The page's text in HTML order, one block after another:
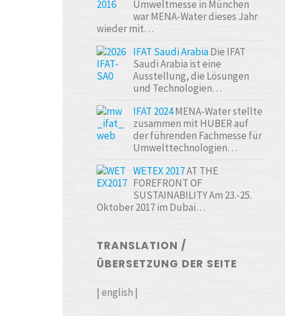
Umweltmesse in München
war MENA-Water dieses Jahr
wieder mit…
IFAT Saudi ArabiaDie IFAT
Saudi Arabia ist eine
Ausstellung, die Lösungen
und Technologien…
IFAT 2024MENA-Water stellte
zusammen mit HUBER auf
der führenden Fachmesse für
Umwelttechnologien…
WETEX 2017AT THE
FOREFRONT OF
SUSTAINABILITY Am 23.-25.
Oktober 2017 im Dubai…
TRANSLATION /
ÜBERSETZUNG DER SEITE
|english |